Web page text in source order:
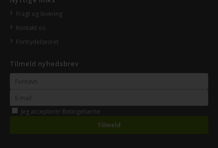
Fragt og levering
Kontakt os
Fortrydelsesret
Tilmeld nyhedsbrev
Jeg accepterer Betingelserne